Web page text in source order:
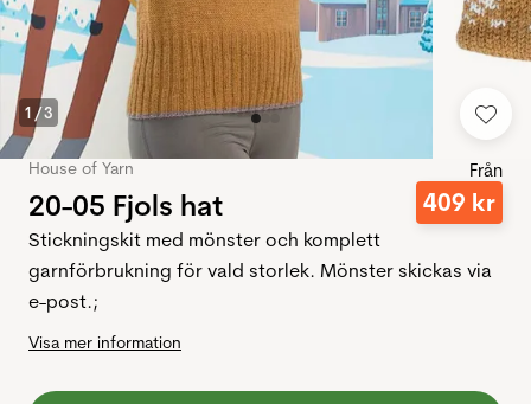
1 /3
House of Yarn
20-05 Fjols hat
Från
409 kr
Stickningskit med mönster och komplett
garnförbrukning för vald storlek. Mönster skickas via
e-post.;
Visa mer information